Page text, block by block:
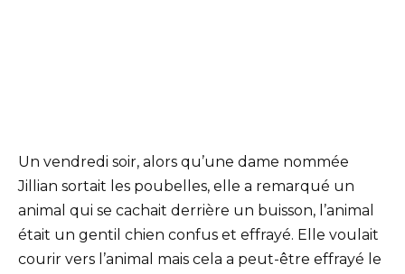
Un vendredi soir, alors qu’une dame nommée
Jillian sortait les poubelles, elle a remarqué un
animal qui se cachait derrière un buisson, l’animal
était un gentil chien confus et effrayé. Elle voulait
courir vers l’animal mais cela a peut-être effrayé le